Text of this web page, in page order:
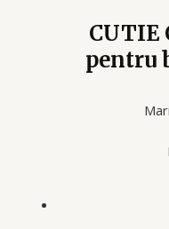
CUTIE
pentru